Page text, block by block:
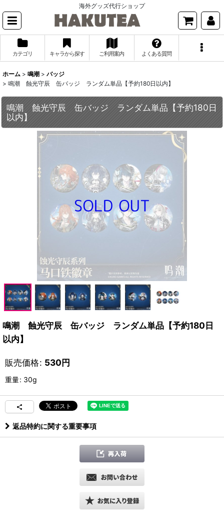
海外グッズ代行ショップ
カテゴリ キャラから探す ご利用案内 よくある質問
ホーム > 鳴潮 > バッジ
> 鳴潮 蝕光守辰 缶バッジ ランダム単品【予約180日以内】
鳴潮 蝕光守辰 缶バッジ ランダム単品【予約180日
以内】
鳴潮 蝕光守辰 缶バッジ ランダム単品【予約180日
以内】
販売価格: 530円
重量: 30g
返品特約に関する重要事項